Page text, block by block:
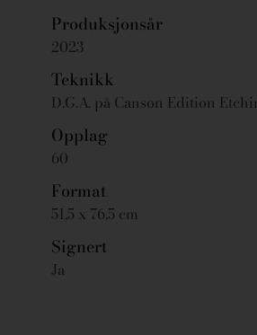
Produksjonsår
2023
Teknikk
D.G.A. på Canson Edition
Opplag
60
Format
51,5 x 76,5 cm
Signert
Ja